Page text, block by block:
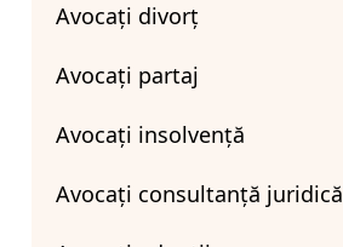
Avocați divorț
Avocați partaj
Avocați insolvență
Avocați consultanță juridică